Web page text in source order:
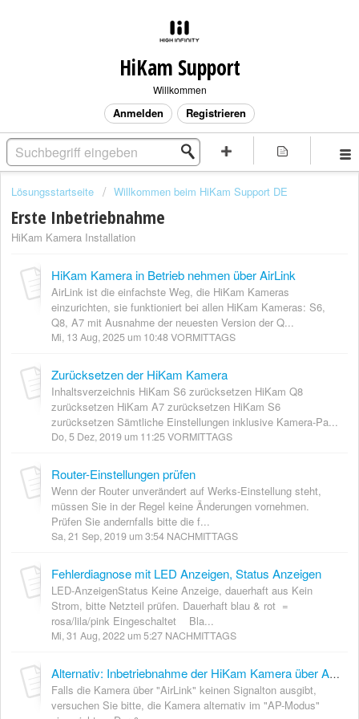
HiKam Support
Willkommen
Anmelden Registrieren
Lösungsstartseite Willkommen beim HiKam Support DE
Erste Inbetriebnahme
HiKam Kamera Installation
HiKam Kamera in Betrieb nehmen über AirLink
AirLink ist die einfachste Weg, die HiKam Kameras
einzurichten, sie funktioniert bei allen HiKam Kameras: S6,
Q8, A7 mit Ausnahme der neuesten Version der Q...
Mi, 13 Aug, 2025 um 10:48 VORMITTAGS
Zurücksetzen der HiKam Kamera
Inhaltsverzeichnis HiKam S6 zurücksetzen HiKam Q8
zurücksetzen HiKam A7 zurücksetzen HiKam S6
zurücksetzen Sämtliche Einstellungen inklusive Kamera-Pa...
Do, 5 Dez, 2019 um 11:25 VORMITTAGS
Router-Einstellungen prüfen
Wenn der Router unverändert auf Werks-Einstellung steht,
müssen Sie in der Regel keine Änderungen vornehmen.
Prüfen Sie andernfalls bitte die f...
Sa, 21 Sep, 2019 um 3:54 NACHMITTAGS
Fehlerdiagnose mit LED Anzeigen, Status Anzeigen
LED-AnzeigenStatus Keine Anzeige, dauerhaft aus Kein
Strom, bitte Netzteil prüfen. Dauerhaft blau & rot =
rosa/lila/pink Eingeschaltet Bla...
Mi, 31 Aug, 2022 um 5:27 NACHMITTAGS
Alternativ: Inbetriebnahme der HiKam Kamera über AP-Modus
Falls die Kamera über "AirLink" keinen Signalton ausgibt,
versuchen Sie bitte, die Kamera alternativ im "AP-Modus"